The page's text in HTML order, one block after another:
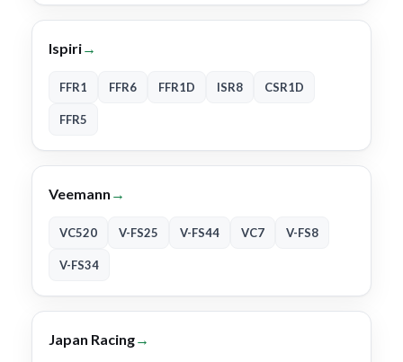
Ispiri→
FFR1 FFR6 FFR1D ISR8 CSR1D
FFR5
Veemann →
VC520 V-FS25 V-FS44 VC7 V-FS8
V-FS34
Japan Racing→